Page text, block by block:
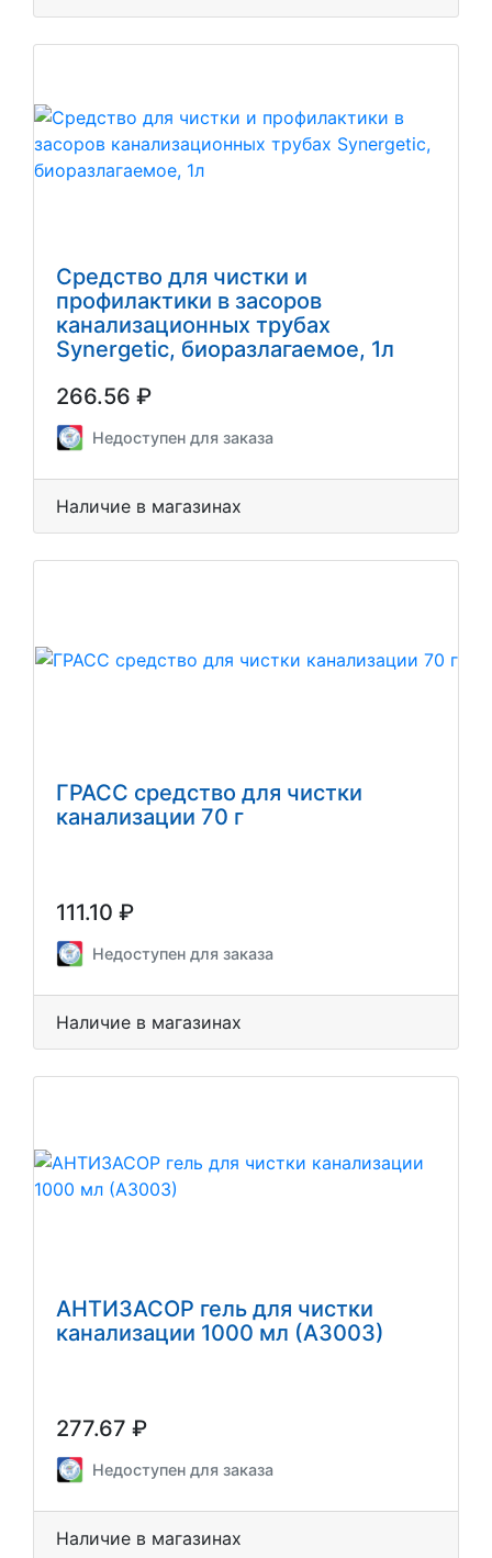
Средство для чистки и
профилактики в засоров
канализационных трубах
Synergetic, биоразлагаемое, 1л
266.56 ₽
Недоступен для заказа
Наличие в магазинах
ГРАСС средство для чистки
канализации 70 г
111.10 ₽
Недоступен для заказа
Наличие в магазинах
АНТИЗАСОР гель для чистки
канализации 1000 мл (АЗ003)
277.67 ₽
Недоступен для заказа
Наличие в магазинах